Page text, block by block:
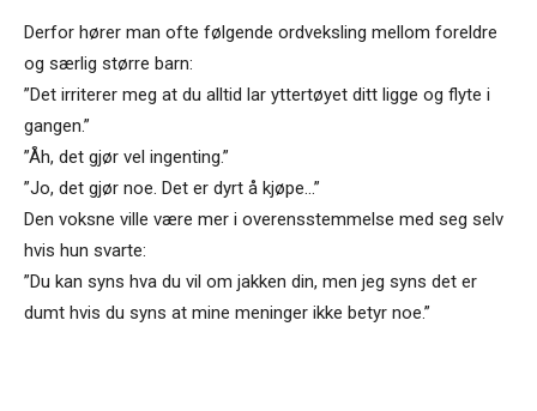
Derfor hører man ofte følgende ordveksling mellom foreldre
og særlig større barn:
”Det irriterer meg at du alltid lar yttertøyet ditt ligge og flyte i
gangen.”
”Åh, det gjør vel ingenting.”
”Jo, det gjør noe. Det er dyrt å kjøpe…”
Den voksne ville være mer i overensstemmelse med seg selv
hvis hun svarte:
”Du kan syns hva du vil om jakken din, men jeg syns det er
dumt hvis du syns at mine meninger ikke betyr noe.”